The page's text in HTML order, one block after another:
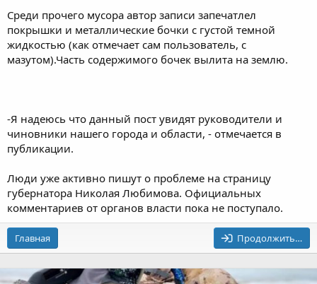
Среди прочего мусора автор записи запечатлел
покрышки и металлические бочки с густой темной
жидкостью (как отмечает сам пользователь, с
мазутом).Часть содержимого бочек вылита на землю.
-Я надеюсь что данный пост увидят руководители и
чиновники нашего города и области, - отмечается в
публикации.
Люди уже активно пишут о проблеме на страницу
губернатора Николая Любимова. Официальных
комментариев от органов власти пока не поступало.
Главная Продолжить…